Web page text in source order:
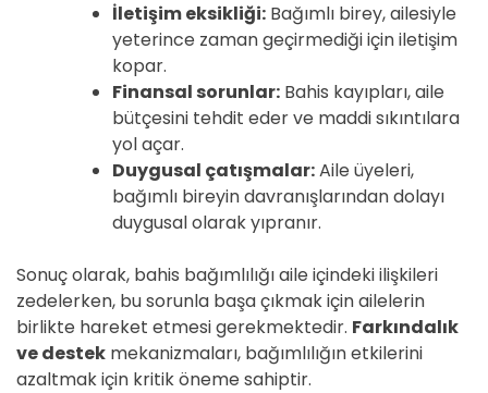
İletişim eksikliği: Bağımlı birey, ailesiyle
yeterince zaman geçirmediği için iletişim
kopar.
Finansal sorunlar: Bahis kayıpları, aile
bütçesini tehdit eder ve maddi sıkıntılara
yol açar.
Duygusal çatışmalar:Aile üyeleri,
bağımlı bireyin davranışlarından dolayı
duygusal olarak yıpranır.
Sonuç olarak, bahis bağımlılığı aile içindeki ilişkileri
zedelerken, bu sorunla başa çıkmak için ailelerin
birlikte hareket etmesi gerekmektedir. Farkındalık
ve destek mekanizmaları, bağımlılığın etkilerini
azaltmak için kritik öneme sahiptir.